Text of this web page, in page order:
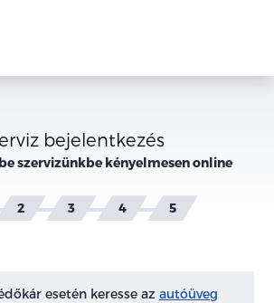
bejelentkezés
szervizünkbe kényelmesen online
esetén keresse az autóüveg